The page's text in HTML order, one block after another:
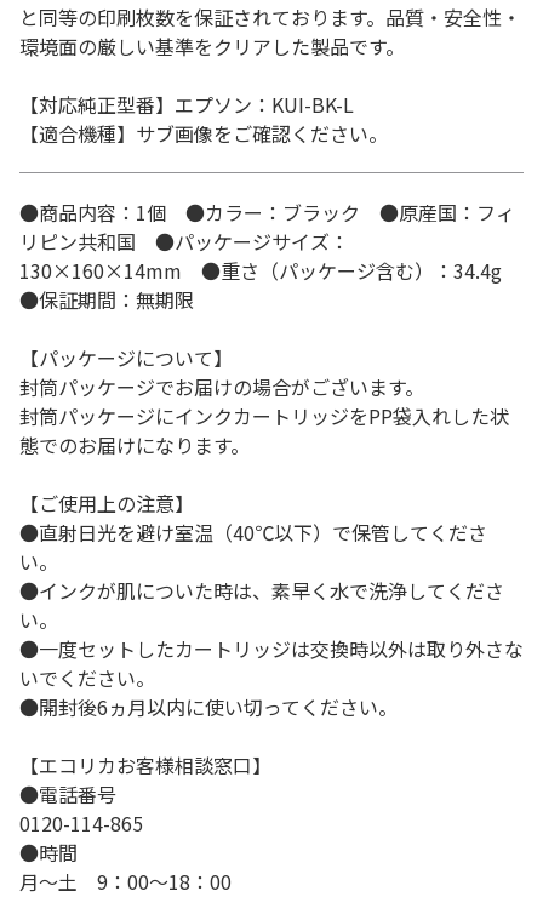
と同等の印刷枚数を保証されております。品質・安全性・
環境面の厳しい基準をクリアした製品です。
【対応純正型番】エプソン：KUI-BK-L
【適合機種】サブ画像をご確認ください。
●商品内容：1個 ●カラー：ブラック ●原産国：フィ
リピン共和国 ●パッケージサイズ：
130×160×14mm ●重さ（パッケージ含む）：34.4g
●保証期間：無期限
【パッケージについて】
封筒パッケージでお届けの場合がございます。
封筒パッケージにインクカートリッジをPP袋入れした状
態でのお届けになります。
【ご使用上の注意】
●直射日光を避け室温（40℃以下）で保管してくださ
い。
●インクが肌についた時は、素早く水で洗浄してくださ
い。
●一度セットしたカートリッジは交換時以外は取り外さな
いでください。
●開封後6ヵ月以内に使い切ってください。
【エコリカお客様相談窓口】
●電話番号
0120-114-865
●時間
月～土 9：00～18：00